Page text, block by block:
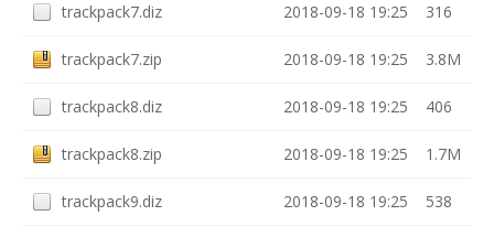
trackpack7.diz 2018-09-18 19:25 316
trackpack7.zip 2018-09-18 19:25 3.8M
trackpack8.diz 2018-09-18 19:25 406
trackpack8.zip 2018-09-18 19:25 1.7M
trackpack9.diz 2018-09-18 19:25 538